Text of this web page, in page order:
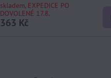
skladem, EXPEDICE PO
DOVOLENÉ 17.8.
363 Kč